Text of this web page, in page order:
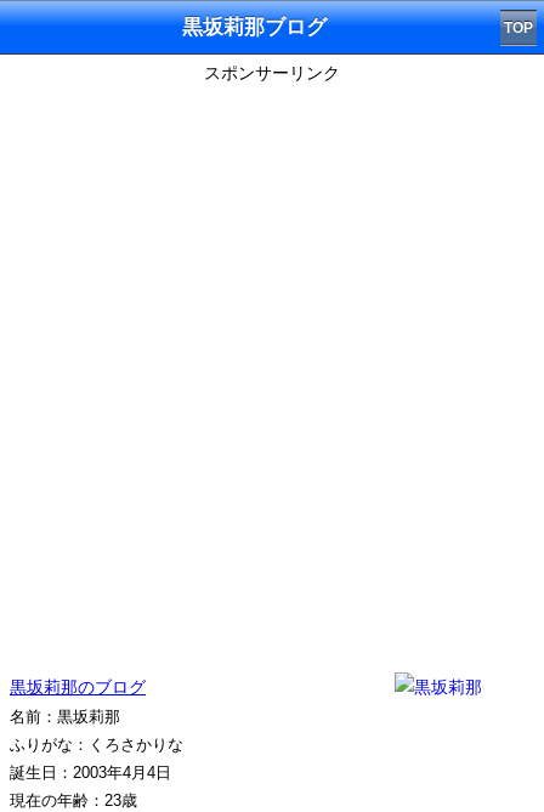
黒坂莉那ブログ TOP
スポンサーリンク
黒坂莉那のブログ
名前：黒坂莉那
ふりがな：くろさかりな
誕生日：2003年4月4日
現在の年齢：23歳